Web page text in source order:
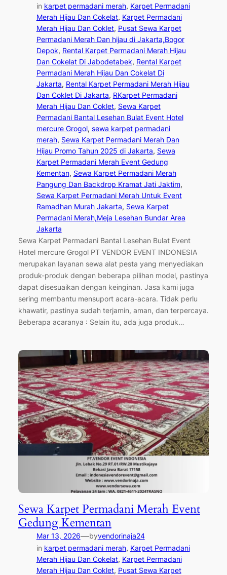
in karpet permadani merah, Karpet Permadani
Merah Hijau Dan Cokelat, Karpet Permadani
Merah Hijau Dan Coklet, Pusat Sewa Karpet
Permadani Merah Dan hijau di Jakarta,Bogor
Depok, Rental Karpet Permadani Merah Hijau
Dan Cokelat Di Jabodetabek, Rental Karpet
Permadani Merah Hijau Dan Cokelat Di
Jakarta, Rental Karpet Permadani Merah Hijau
Dan Coklet Di Jakarta, RKarpet Permadani
Merah Hijau Dan Coklet, Sewa Karpet
Permadani Bantal Lesehan Bulat Event Hotel
mercure Grogol, sewa karpet permadani
merah, Sewa Karpet Permadani Merah Dan
Hijau Promo Tahun 2025 di Jakarta, Sewa
Karpet Permadani Merah Event Gedung
Kementan, Sewa Karpet Permadani Merah
Pangung Dan Backdrop Kramat Jati Jaktim
Sewa Karpet Permadani Merah Untuk Event
Ramadhan Murah Jakarta, Sewa Karpet
Permadani Merah,Meja Lesehan Bundar Area
Jakarta
Sewa Karpet Permadani Bantal Lesehan Bulat Event
Hotel mercure Grogol PT VENDOR EVENT INDONESIA
merupakan layanan sewa alat pesta yang menyediakan
produk-produk dengan beberapa pilihan model, pastinya
dapat disesuaikan dengan keinginan. Jasa kami juga
sering membantu mensuport acara-acara. Tidak perlu
khawatir, pastinya sudah terjamin, aman, dan terpercaya.
Beberapa acaranya : Selain itu, ada juga produk…
Sewa Karpet Permadani Merah Event
Gedung Kementan
Mar 13, 2026—byvendorinaja24
in karpet permadani merah, Karpet Permadani
Merah Hijau Dan Cokelat, Karpet Permadani
Merah Hijau Dan Coklet, Pusat Sewa Karpet